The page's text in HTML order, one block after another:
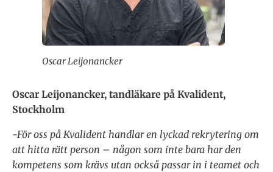
Oscar Leijonancker
Oscar Leijonancker, tandläkare på Kvalident,
Stockholm
-För oss på Kvalident handlar en lyckad rekrytering om
att hitta rätt person – någon som inte bara har den
kompetens som krävs utan också passar in i teamet och